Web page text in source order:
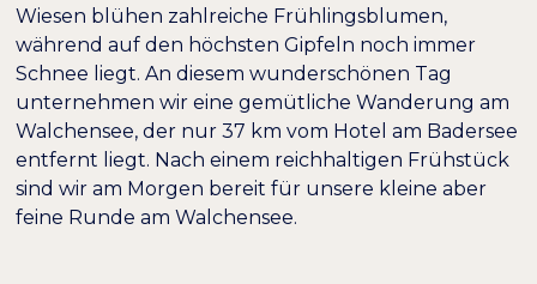
Niedrige Sättigung Hohe Sättigung
Links hervorheben H1
Überschriften
hervorheben
Bildschirmleser
Wiesen blühen zahlreiche Frühlingsblumen,
während auf den höchsten Gipfeln noch immer
Schnee liegt. An diesem wunderschönen Tag
unternehmen wir eine gemütliche Wanderung am
Walchensee, der nur 37 km vom Hotel am Badersee
entfernt liegt. Nach einem reichhaltigen Frühstück
sind wir am Morgen bereit für unsere kleine aber
feine Runde am Walchensee.